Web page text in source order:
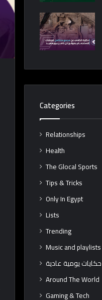
Categories
Relationships
Health
The Glocal Sports
Tips & Tricks
Only In Egypt
Lists
Trending
Music and playlists
حكايات يومية عادية
Around The World
Gaming & Tech